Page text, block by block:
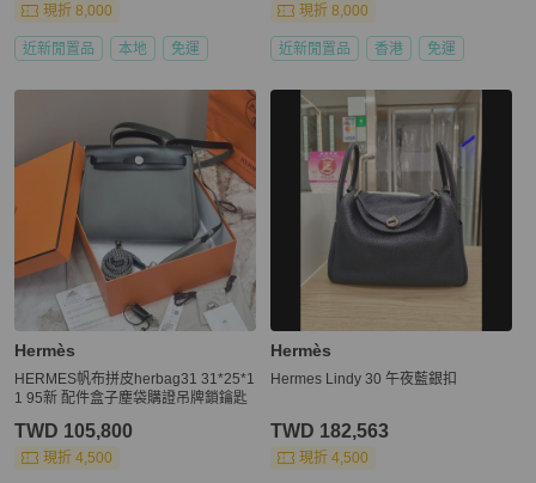
現折 8,000
近新閒置品 本地 免運
現折 8,000
近新閒置品 香港 免運
Hermès
HERMES帆布拼皮herbag31 31*25*1
1 95新 配件盒子塵袋購證吊牌鎖鑰匙
TWD 105,800
現折 4,500
Hermès
Hermes Lindy 30 午夜藍銀扣
TWD 182,563
現折 4,500